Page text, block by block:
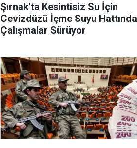
Şırnak'ta Kesintisiz Su İçin
Cevizdüzü İçme Suyu Hattında
Çalışmalar Sürüyor